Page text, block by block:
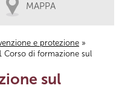
MAPPA
e protezione »
Corso di formazione sul
sul